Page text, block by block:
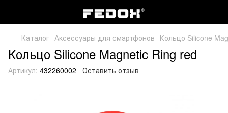
Каталог Аксессуары для смартфонов Кольцо Silicone
Кольцо Silicone Magnetic Ring red
Артикул: 432260002 Оставить отзыв